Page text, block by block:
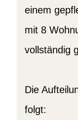
einem
mit 8
vollständig
Die
folgt: